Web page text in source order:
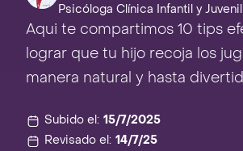
Psicóloga Clínica Infantil y Juvenil
Aqui te compartimos 10 tips
lograr que tu hijo recoja los
manera natural y hasta
Subido el: 15/7/2025
Revisado el: 14/7/25